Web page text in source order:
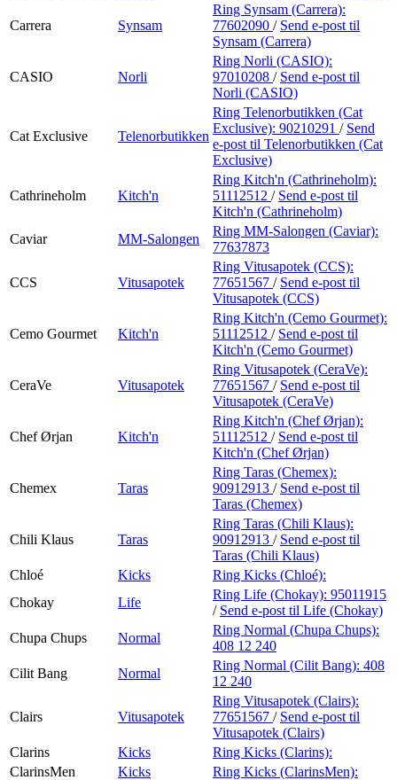
Carrera Synsam
Ring Synsam (Carrera):
77602090 / Send e-post til
Synsam (Carrera)
CASIO Norli
Ring Norli (CASIO):
97010208 / Send e-post til
Norli (CASIO)
Cat Exclusive Telenorbutikken
Ring Telenorbutikken (Cat
Exclusive): 90210291 / Send
e-post til Telenorbutikken (Cat
Exclusive)
Cathrineholm Kitch'n
Ring Kitch'n (Cathrineholm):
51112512 / Send e-post til
Kitch'n (Cathrineholm)
Caviar
MM-Salongen
Ring MM-Salongen (Caviar):
77637873
CCS Vitusapotek
Ring Vitusapotek (CCS):
77651567 / Send e-post til
Vitusapotek (CCS)
Cemo Gourmet Kitch'n
Ring Kitch'n (Cemo Gourmet):
51112512 / Send e-post til
Kitch'n (Cemo Gourmet)
CeraVe Vitusapotek
Ring Vitusapotek (CeraVe):
77651567 / Send e-post til
Vitusapotek (CeraVe)
Chef Ørjan Kitch'n
Ring Kitch'n (Chef Ørjan):
51112512 / Send e-post til
Kitch'n (Chef Ørjan)
Chemex Taras
Ring Taras (Chemex):
90912913 / Send e-post til
Taras (Chemex)
Chili Klaus Taras
Ring Taras (Chili Klaus):
90912913 / Send e-post til
Taras (Chili Klaus)
Chloé
Kicks
Ring Kicks (Chloé):
Chokay
Life
Ring Life (Chokay): 95011915
/ Send e-post til Life (Chokay)
Chupa Chups
Normal
Ring Normal (Chupa Chups):
408 12 240
Cilit Bang
Normal
Ring Normal (Cilit Bang): 408
12 240
Clairs Vitusapotek
Ring Vitusapotek (Clairs):
77651567 / Send e-post til
Vitusapotek (Clairs)
Clarins
Kicks
Ring Kicks (Clarins):
ClarinsMen
Kicks Ring Kicks (ClarinsMen):